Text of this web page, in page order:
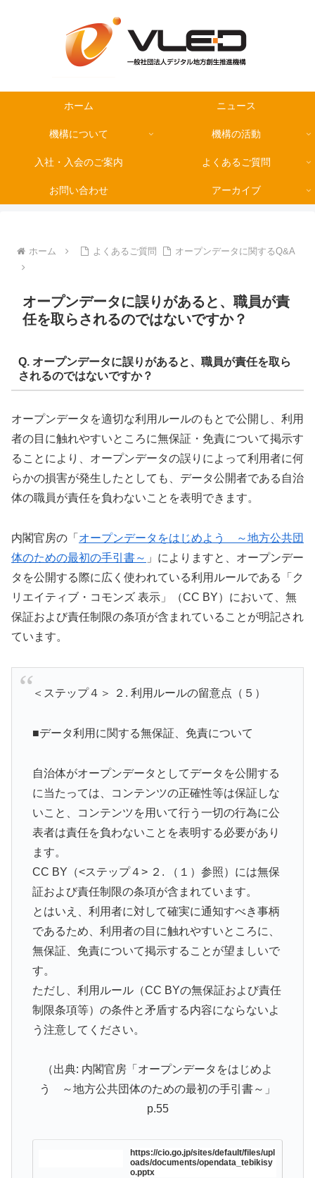
ホーム ニュース
機構について 機構の活動
入社・入会のご案内 よくあるご質問
お問い合わせ アーカイブ
ホーム よくあるご質問 オープンデータに関するQ&A
オープンデータに誤りがあると、職員が責
任を取らされるのではないですか？
Q. オープンデータに誤りがあると、職員が責任を取ら
されるのではないですか？
オープンデータを適切な利用ルールのもとで公開し、利用
者の目に触れやすいところに無保証・免責について掲示す
ることにより、オープンデータの誤りによって利用者に何
らかの損害が発生したとしても、データ公開者である自治
体の職員が責任を負わないことを表明できます。
内閣官房の「 オープンデータをはじめよう ～地方公共団
体のための最初の手引書～ 」によりますと、オープンデー
タを公開する際に広く使われている利用ルールである「ク
リエイティブ・コモンズ 表示」（CC BY）において、無
保証および責任制限の条項が含まれていることが明記され
ています。
＜ステップ４＞ ２. 利用ルールの留意点（５）
■データ利用に関する無保証、免責について
自治体がオープンデータとしてデータを公開する
に当たっては、コンテンツの正確性等は保証しな
いこと、コンテンツを用いて行う一切の行為に公
表者は責任を負わないことを表明する必要があり
ます。
CC BY（<ステップ４> ２. （１）参照）には無保
証および責任制限の条項が含まれています。
とはいえ、利用者に対して確実に通知すべき事柄
であるため、利用者の目に触れやすいところに、
無保証、免責について掲示することが望ましいで
す。
ただし、利用ルール（CC BYの無保証および責任
制限条項等）の条件と矛盾する内容にならないよ
う注意してください。
（出典: 内閣官房「オープンデータをはじめよ
う ～地方公共団体のための最初の手引書～」
p.55
https://cio.go.jp/sites/default/files/upl
oads/documents/opendata_tebikisy
o.pptx